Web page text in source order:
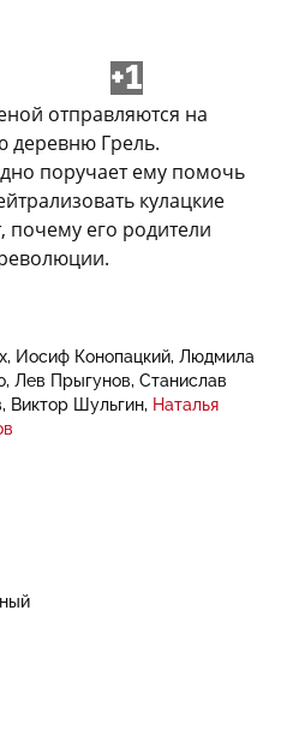
+1
отправляются на
деревню Грель.
поручает ему помочь
кулацкие
почему его родители
Иосиф Конопацкий Людмила
Лев Прыгунов Станислав
Виктор Шульгин Наталья